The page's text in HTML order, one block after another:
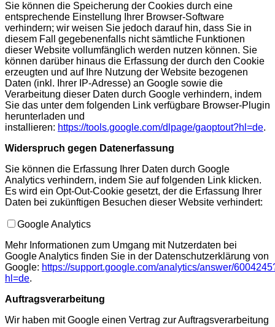
Sie können die Speicherung der Cookies durch eine
entsprechende Einstellung Ihrer Browser-Software
verhindern; wir weisen Sie jedoch darauf hin, dass Sie in
diesem Fall gegebenenfalls nicht sämtliche Funktionen
dieser Website vollumfänglich werden nutzen können. Sie
können darüber hinaus die Erfassung der durch den Cookie
erzeugten und auf Ihre Nutzung der Website bezogenen
Daten (inkl. Ihrer IP-Adresse) an Google sowie die
Verarbeitung dieser Daten durch Google verhindern, indem
Sie das unter dem folgenden Link verfügbare Browser-Plugin
herunterladen und
installieren: https://tools.google.com/dlpage/gaoptout?hl=de.
Widerspruch gegen Datenerfassung
Sie können die Erfassung Ihrer Daten durch Google
Analytics verhindern, indem Sie auf folgenden Link klicken.
Es wird ein Opt-Out-Cookie gesetzt, der die Erfassung Ihrer
Daten bei zukünftigen Besuchen dieser Website verhindert:
Google Analytics
Mehr Informationen zum Umgang mit Nutzerdaten bei
Google Analytics finden Sie in der Datenschutzerklärung von
Google: https://support.google.com/analytics/answer/
hl=de.
Auftragsverarbeitung
Wir haben mit Google einen Vertrag zur Auftragsverarbeitung